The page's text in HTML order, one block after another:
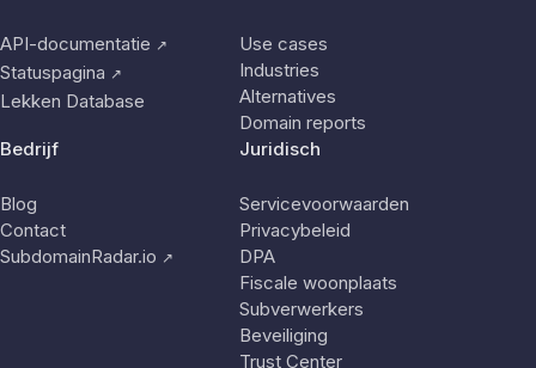
API-documentatie ↗
Statuspagina ↗
Lekken Database
Use cases
Industries
Alternatives
Domain reports
Bedrijf
Blog
Contact
SubdomainRadar.io ↗
Juridisch
Servicevoorwaarden
Privacybeleid
DPA
Fiscale woonplaats
Subverwerkers
Beveiliging
Trust Center